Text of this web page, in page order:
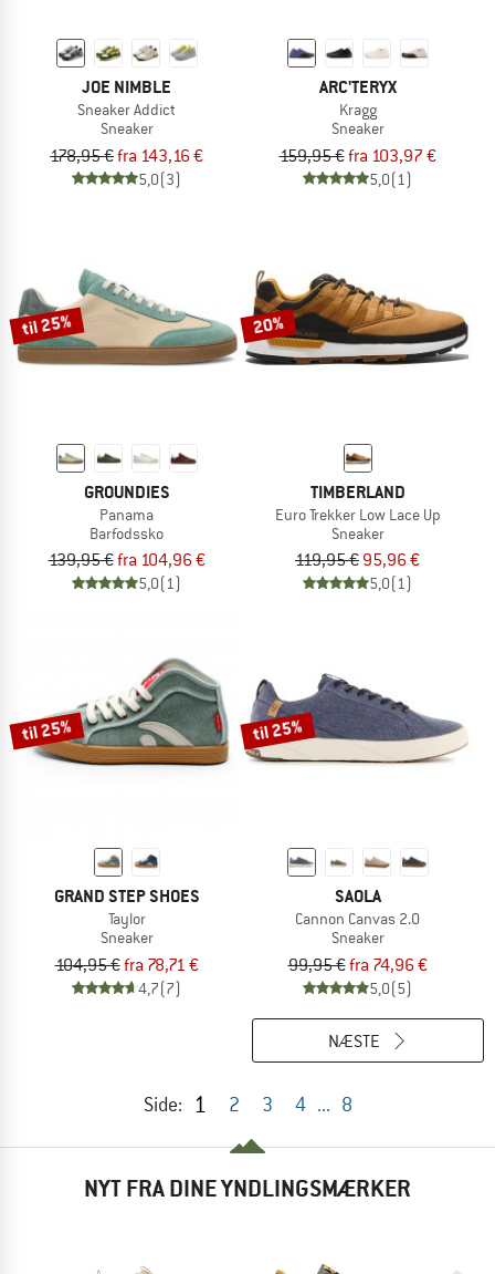
JOE NIMBLE
Sneaker Addict
Sneaker
178,95 €fra 143,16 €
5,0(3)
ARC'TERYX
Kragg
Sneaker
159,95 €fra 103,97 €
5,0(1)
til 25%
GROUNDIES
Panama
Barfodssko
139,95 €fra 104,96 €
5,0(1)
20%
TIMBERLAND
Euro Trekker Low Lace Up
Sneaker
119,95 € 95,96 €
5,0(1)
til 25%
GRAND STEP SHOES
Taylor
Sneaker
104,95 €fra 78,71 €
4,7(7)
til 25%
SAOLA
Cannon Canvas 2.0
Sneaker
99,95 €fra 74,96 €
5,0(5)
Side: 1 2 3 4 ... 8
NÆSTE
NYT FRA DINE YNDLINGSMÆRKER